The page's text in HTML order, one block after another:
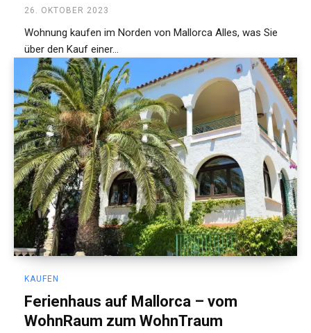
26. OKTOBER 2023
Wohnung kaufen im Norden von Mallorca Alles, was Sie
über den Kauf einer...
KAUFEN
Ferienhaus auf Mallorca – vom
WohnRaum zum WohnTraum